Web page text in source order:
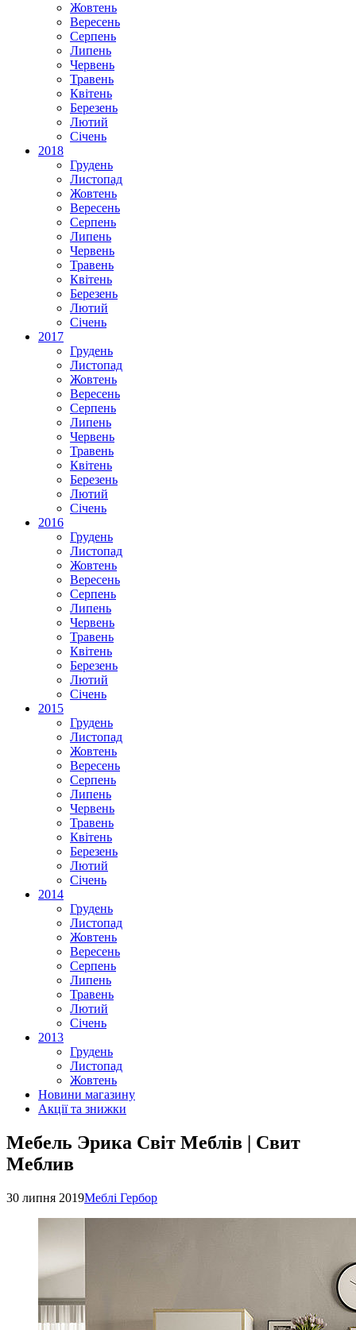
Жовтень
Вересень
Серпень
Липень
Червень
Травень
Квітень
Березень
Лютий
Січень
2018
Грудень
Листопад
Жовтень
Вересень
Серпень
Липень
Червень
Травень
Квітень
Березень
Лютий
Січень
2017
Грудень
Листопад
Жовтень
Вересень
Серпень
Липень
Червень
Травень
Квітень
Березень
Лютий
Січень
2016
Грудень
Листопад
Жовтень
Вересень
Серпень
Липень
Червень
Травень
Квітень
Березень
Лютий
Січень
2015
Грудень
Листопад
Жовтень
Вересень
Серпень
Липень
Червень
Травень
Квітень
Березень
Лютий
Січень
2014
Грудень
Листопад
Жовтень
Вересень
Серпень
Липень
Травень
Лютий
Січень
2013
Грудень
Листопад
Жовтень
Новини магазину
Акції та знижки
Мебель Эрика Світ Меблів | Свит
Меблив
30 липня 2019Меблі Гербор